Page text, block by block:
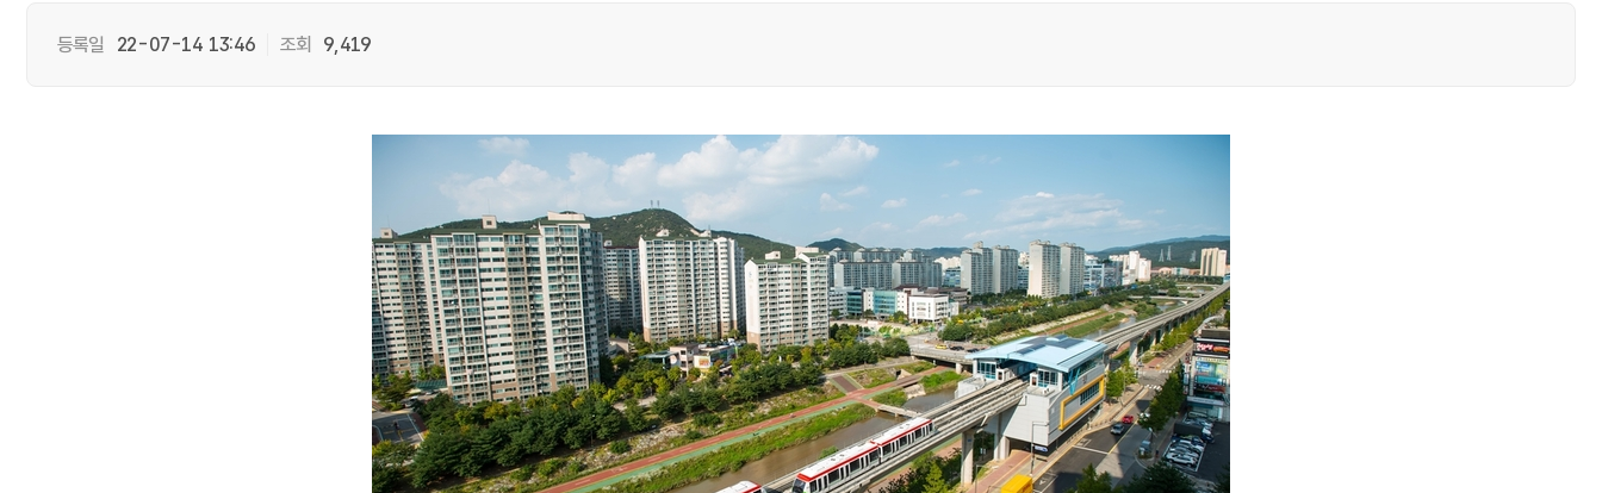
등록일 22-07-14 13:46 조회 9,419